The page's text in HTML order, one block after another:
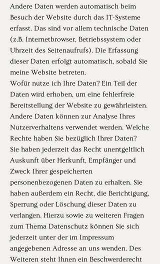
Andere Daten werden automatisch beim
Besuch der Website durch das IT-Systeme
erfasst. Das sind vor allem technische Daten
(z.B. Internetbrowser, Betriebssystem oder
Uhrzeit des Seitenaufrufs). Die Erfassung
dieser Daten erfolgt automatisch, sobald Sie
meine Website betreten.
Wofür nutze ich Ihre Daten? Ein Teil der
Daten wird erhoben, um eine fehlerfreie
Bereitstellung der Website zu gewährleisten.
Andere Daten können zur Analyse Ihres
Nutzerverhaltens verwendet werden. Welche
Rechte haben Sie bezüglich Ihrer Daten?
Sie haben jederzeit das Recht unentgeltlich
Auskunft über Herkunft, Empfänger und
Zweck Ihrer gespeicherten
personenbezogenen Daten zu erhalten. Sie
haben außerdem ein Recht, die Berichtigung,
Sperrung oder Löschung dieser Daten zu
verlangen. Hierzu sowie zu weiteren Fragen
zum Thema Datenschutz können Sie sich
jederzeit unter der im Impressum
angegebenen Adresse an uns wenden. Des
Weiteren steht Ihnen ein Beschwerderecht